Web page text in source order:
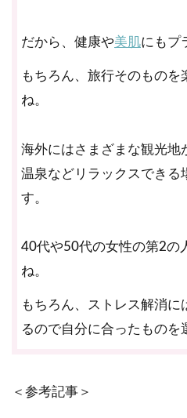
だから、健康や美肌にもプ
もちろん、旅行そのものを
ね。
海外にはさまざまな観光地
温泉などリラックスできる
す。
40代や50代の女性の第2の
ね。
もちろん、ストレス解消に
るので自分に合ったものを
＜参考記事＞